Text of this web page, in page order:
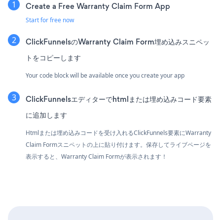
Create a Free Warranty Claim Form App
Start for free now
ClickFunnelsのWarranty Claim Form埋め込みスニペッ
トをコピーします
Your code block will be available once you create your app
ClickFunnelsエディターでhtmlまたは埋め込みコード要素
に追加します
Htmlまたは埋め込みコードを受け入れるClickFunnels要素にWarranty
Claim Formスニペットの上に貼り付けます。保存してライブページを
表示すると、Warranty Claim Formが表示されます！